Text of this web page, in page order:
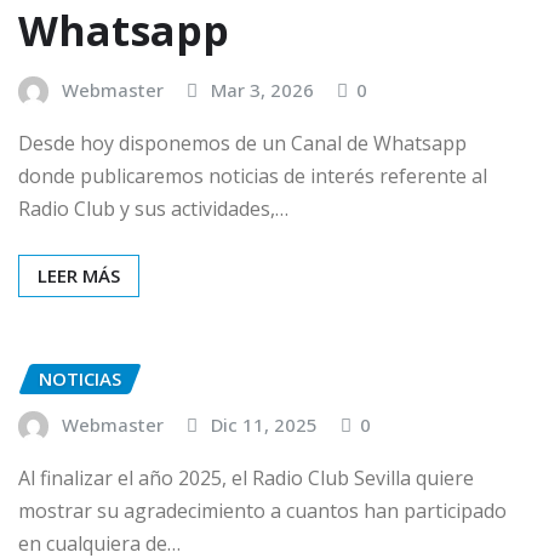
Whatsapp
Webmaster Mar 3, 2026 0
Desde hoy disponemos de un Canal de Whatsapp
donde publicaremos noticias de interés referente al
Radio Club y sus actividades,…
LEER MÁS
NOTICIAS
Webmaster
Dic 11, 2025 0
Al finalizar el año 2025, el Radio Club Sevilla quiere
mostrar su agradecimiento a cuantos han participado
en cualquiera de…